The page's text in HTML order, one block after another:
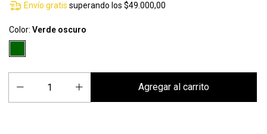
Envío gratis superando los$49.000,00
Color: Verde oscuro